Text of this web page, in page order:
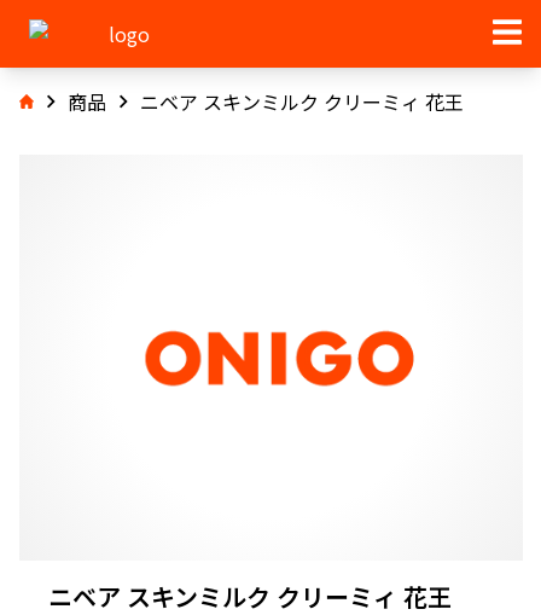
商品 ニベア スキンミルク クリーミィ 花王
ニベア スキンミルク クリーミィ 花王